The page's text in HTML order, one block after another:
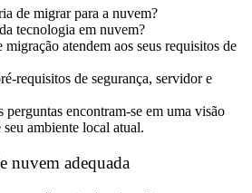
de migrar para a nuvem?
tecnologia em nuvem?
migração atendem aos seus requisitos de
requisitos de segurança, servidor e
perguntas encontram-se em uma visão
seu ambiente local atual.
nuvem adequada